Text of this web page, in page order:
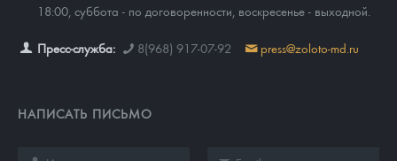
18:00, суббота - по договоренности, воскресенье - выходной.
Пресс-служба: 8(968) 917-07-92 press@zoloto-md.ru
НАПИСАТЬ ПИСЬМО